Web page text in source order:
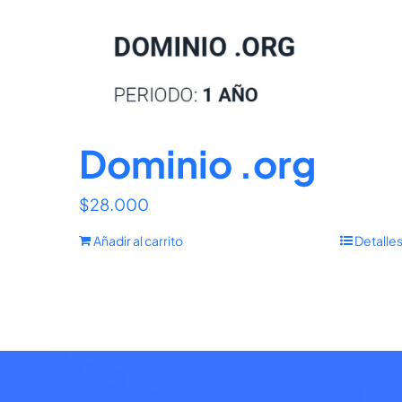
Dominio .org
$28.000
Añadir al carrito